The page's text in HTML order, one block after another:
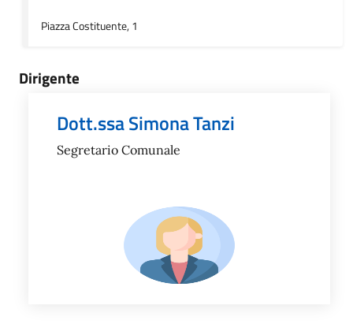
Piazza Costituente, 1
Dirigente
Dott.ssa Simona Tanzi
Segretario Comunale